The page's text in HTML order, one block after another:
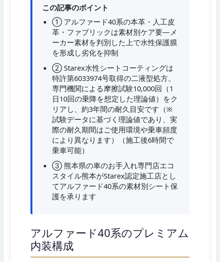
この記事のポイント
① アルファード40系の本革・人工皮
革・ファブリックは素材別ケア要—メ
ーカー素材を判別した上で水性保護膜
を形成し劣化を抑制
② Starex水性シートコーティングは
特許第6033974号取得の二液型処方。
専門機関による摩擦試験10,000回（1
日10回の乗降を想定した理論値）をク
リアし、約3年間の耐久目安です（※
試験データに基づく理論値であり、実
際の耐久期間はご使用環境や乗車頻度
により異なります）（施工後6時間で
乗車可能）
③ 熊本県の車のお手入れ専門店エコ
スタイル熊本がStarex認定施工店とし
てアルファード40系の素材別シート保
護を承ります
アルファード40系のプレミアム
内装構成